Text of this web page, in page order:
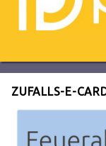
ZUFALLS-E-